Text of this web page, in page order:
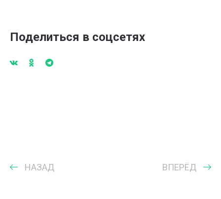
Поделиться в соцсетях
НАЗАД ВПЕРЁД